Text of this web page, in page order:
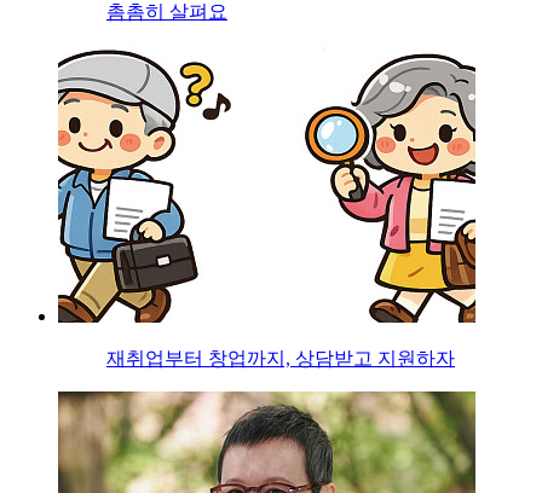
촘촘히 살펴요
재취업부터 창업까지, 상담받고 지원하자